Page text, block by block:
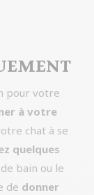
pour votre
à votre
chat à se
quelques
bain ou le
de donner